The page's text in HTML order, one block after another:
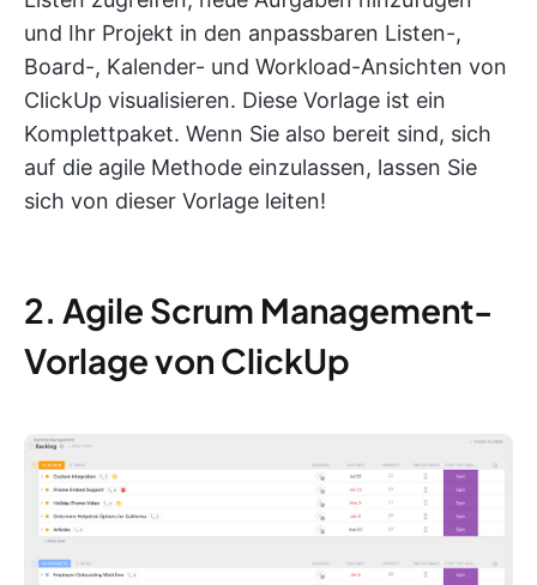
und Ihr Projekt in den anpassbaren Listen-,
Board-, Kalender- und Workload-Ansichten von
ClickUp visualisieren. Diese Vorlage ist ein
Komplettpaket. Wenn Sie also bereit sind, sich
auf die agile Methode einzulassen, lassen Sie
sich von dieser Vorlage leiten!
2. Agile Scrum Management-
Vorlage von ClickUp